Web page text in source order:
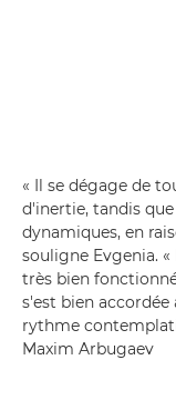
« Il se dégage de
d'inertie, tandis
dynamiques, en
souligne Evgenia.
très bien
s'est bien
rythme
Maxim Arbugaev